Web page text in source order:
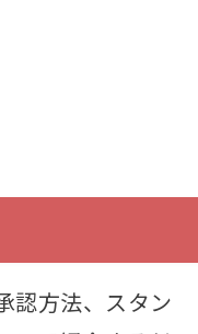
認方法、スタン